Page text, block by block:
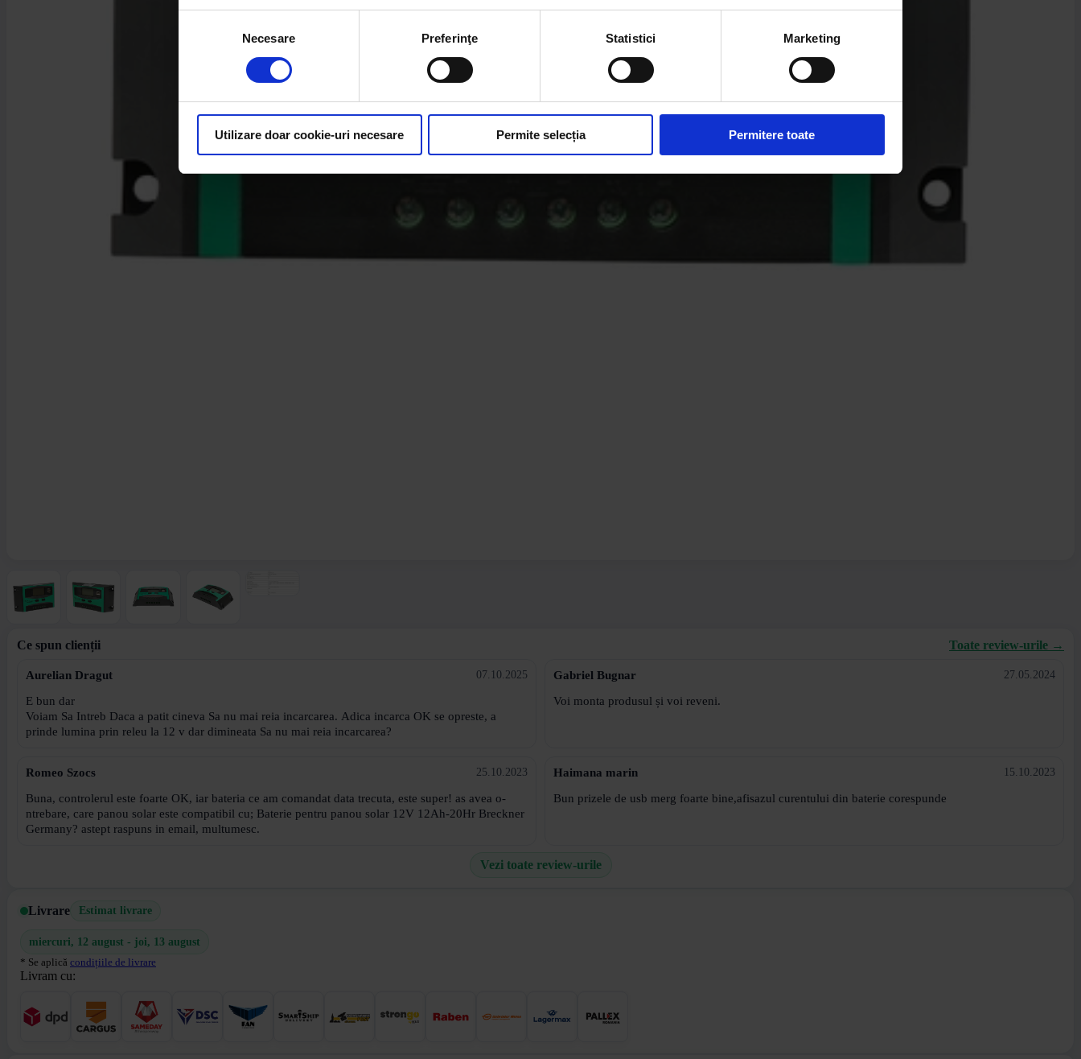
consimțământului
Necesare Preferinţe Statistici Marketing
Utilizare doar cookie-uri necesare Permite selecția Permitere toate
Ce spun clienții Toate review-urile →
Aurelian Dragut 07.10.2025
E bun dar
Voiam Sa Intreb Daca a patit cineva Sa nu mai reia incarcarea. Adica incarca OK se opreste, a
prinde lumina prin releu la 12 v dar dimineata Sa nu mai reia incarcarea?
Gabriel Bugnar 27.05.2024
Voi monta produsul și voi reveni.
Romeo Szocs 25.10.2023
Buna, controlerul este foarte OK, iar bateria ce am comandat data trecuta, este super! as avea o-
ntrebare, care panou solar este compatibil cu; Baterie pentru panou solar 12V 12Ah-20Hr Breckner
Germany? astept raspuns in email, multumesc.
Haimana marin 15.10.2023
Bun prizele de usb merg foarte bine,afisazul curentului din baterie corespunde
Vezi toate review-urile
Livrare Estimat livrare
miercuri, 12 august - joi, 13 august
* Se aplică condițiile de livrare
Livram cu: